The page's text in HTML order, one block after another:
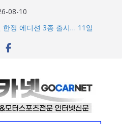
08-10
정 에디션 3종 출시… 11일
럭셔리 SUV 토르칼 탑재될 ‘큐레
2026, 다양한 티켓 패키지 선보이
어워드’에서 최우수상 2개·본상